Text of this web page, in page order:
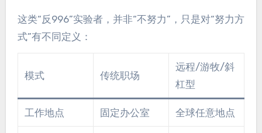
这类“反996”实验者，并非“不努力”，只是对“努力方
式”有不同定义：
模式 传统职场
远程/游牧/斜
杠型
工作地点 固定办公室 全球任意地点